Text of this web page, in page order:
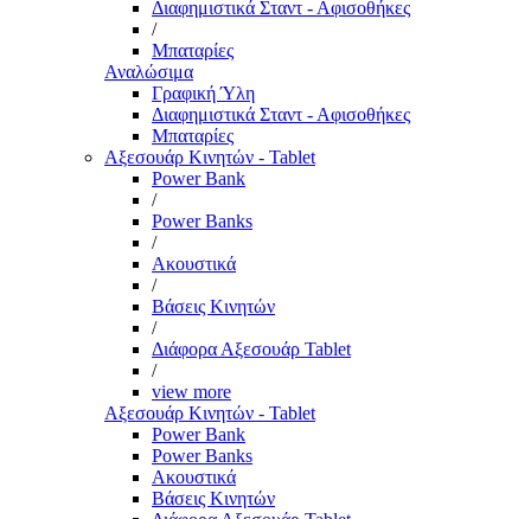
Διαφημιστικά Σταντ - Αφισοθήκες
/
Μπαταρίες
Αναλώσιμα
Γραφική Ύλη
Διαφημιστικά Σταντ - Αφισοθήκες
Μπαταρίες
Αξεσουάρ Κινητών - Tablet
Power Bank
/
Power Banks
/
Ακουστικά
/
Βάσεις Κινητών
/
Διάφορα Αξεσουάρ Tablet
/
view more
Αξεσουάρ Κινητών - Tablet
Power Bank
Power Banks
Ακουστικά
Βάσεις Κινητών